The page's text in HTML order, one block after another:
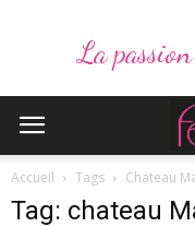
La
Accueil Tags Chateau
Tag: chateau